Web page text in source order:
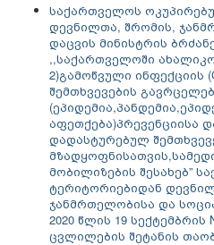
საქართველოს
დევნილთა, შრომის,
დაცვის მინისტრის
,,საქართველოში
2)გამოწვული ინფექციის
შემთხვევების
აფეთქება)პრევენციისა
დადასტურებულ
მობილიზების შესახებ”
ტერიტორიებიდან
ჯანმრთელობისა და
2020 წლის 19 სექტემბრის
ცვლილების შეტანის